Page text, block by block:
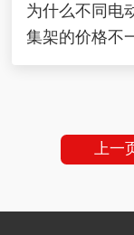
为什么不同电
集架的价格不
上一